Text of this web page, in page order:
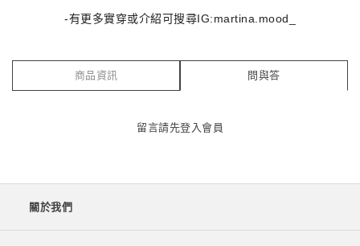
-有更多實穿或介紹可搜尋IG:martina.mood_
商品資訊 問與答
留言請先登入會員
關於我們